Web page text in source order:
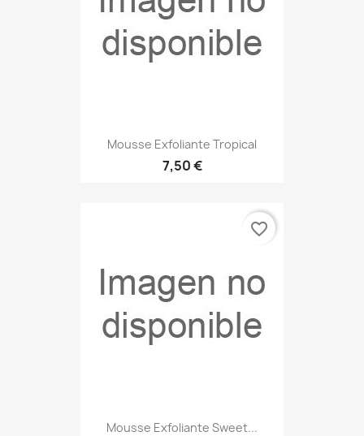
Mousse Exfoliante Tropical
7,50 €
Mousse Exfoliante Sweet...
favorite_border